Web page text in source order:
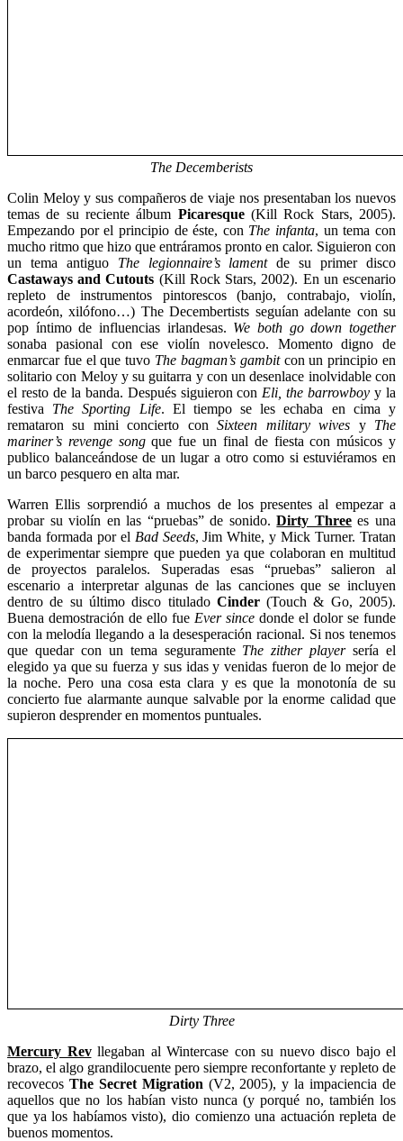
The Decemberists
Colin Meloy y sus compañeros de viaje nos presentaban los nuevos
temas de su reciente álbum Picaresque(Kill Rock Stars, 2005).
Empezando por el principio de éste, con The infanta, un tema con
mucho ritmo que hizo que entráramos pronto en calor. Siguieron con
un tema antiguo The legionnaire’s lamentde su primer disco
Castaways and Cutouts (Kill Rock Stars, 2002). En un escenario
repleto de instrumentos pintorescos (banjo, contrabajo, violín,
acordeón, xilófono…) The Decembertists seguían adelante con su
pop íntimo de influencias irlandesas. We both go down together
sonaba pasional con ese violín novelesco. Momento digno de
enmarcar fue el que tuvo The bagman’s gambitcon un principio en
solitario con Meloy y su guitarra y con un desenlace inolvidable con
el resto de la banda. Después siguieron con Eli, the barrowboy y la
festiva The Sporting Life. El tiempo se les echaba en cima y
remataron su mini concierto conSixteen military wives y The
mariner’s revenge songque fue un final de fiesta con músicos y
publico balanceándose de un lugar a otro como si estuviéramos en
un barco pesquero en alta mar.
Warren Ellis sorprendió a muchos de los presentes al empezar a
probar su violín en las “pruebas” de sonido.Dirty Threees una
banda formada por el Bad Seeds, Jim White, y Mick Turner. Tratan
de experimentar siempre que pueden ya que colaboran en multitud
de proyectos paralelos. Superadas esas “pruebas” salieron al
escenario a interpretar algunas de las canciones que se incluyen
dentro de su último disco titulado Cinder(Touch & Go, 2005).
Buena demostración de ello fue Ever since donde el dolor se funde
con la melodía llegando a la desesperación racional. Si nos tenemos
que quedar con un tema seguramente The zither playersería el
elegido ya que su fuerza y sus idas y venidas fueron de lo mejor de
la noche. Pero una cosa esta clara y es que la monotonía de su
concierto fue alarmante aunque salvable por la enorme calidad que
supieron desprender en momentos puntuales.
Dirty Three
Mercury Revllegaban al Wintercase con su nuevo disco bajo el
brazo, el algo grandilocuente pero siempre reconfortante y repleto de
recovecos The Secret Migration (V2, 2005), y la impaciencia de
aquellos que no los habían visto nunca (y porqué no, también los
que ya los habíamos visto), dio comienzo una actuación repleta de
buenos momentos.